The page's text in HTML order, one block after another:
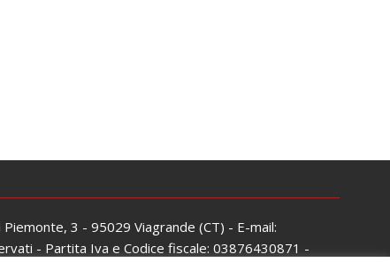
3 - 95029 Viagrande (CT) - E-mail:
- Partita Iva e Codice fiscale: 03876430871 -